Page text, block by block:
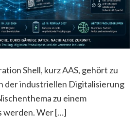
Shell, kurz AAS, gehört zu
der industriellen Digitalisierung
zu einem
werden. Wer […]